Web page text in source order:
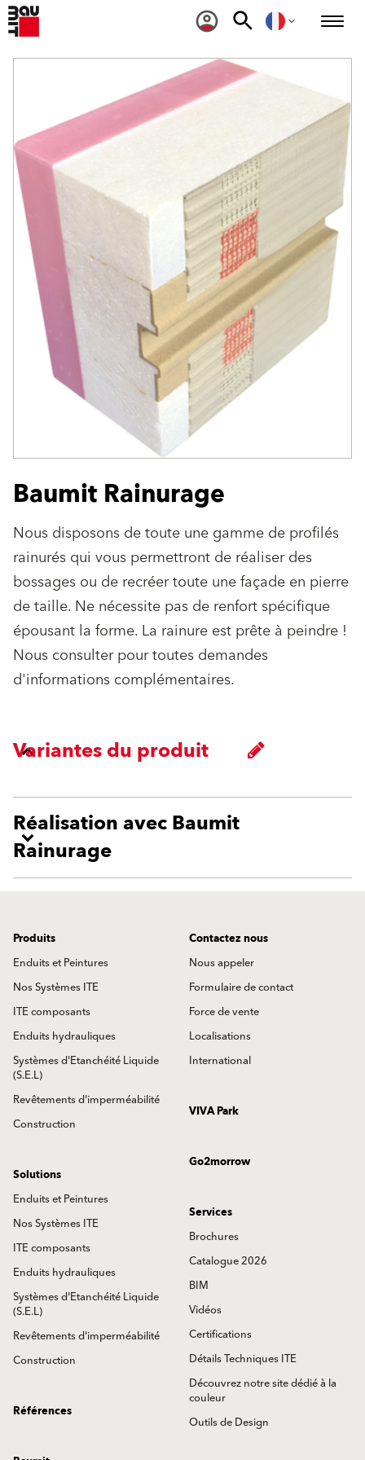
Baumit Rainurage
Nous disposons de toute une gamme de profilés
rainurés qui vous permettront de réaliser des
bossages ou de recréer toute une façade en pierre
de taille. Ne nécessite pas de renfort spécifique
épousant la forme. La rainure est prête à peindre !
Nous consulter pour toutes demandes
d'informations complémentaires.
Variantes du produit
Réalisation avec Baumit
Rainurage
Produits
Enduits et Peintures
Nos Systèmes ITE
ITE composants
Enduits hydrauliques
Systèmes d'Etanchéité Liquide
(S.E.L)
Revêtements d'imperméabilité
Construction
Contactez nous
Nous appeler
Formulaire de contact
Force de vente
Localisations
International
VIVA Park
Go2morrow
Solutions
Enduits et Peintures
Nos Systèmes ITE
ITE composants
Enduits hydrauliques
Systèmes d'Etanchéité Liquide
(S.E.L)
Revêtements d'imperméabilité
Construction
Services
Brochures
Catalogue 2026
BIM
Vidéos
Certifications
Détails Techniques ITE
Découvrez notre site dédié à la
couleur
Outils de Design
Références